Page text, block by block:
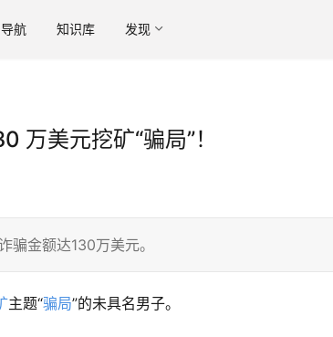
航 知识库 发现
万美元挖矿“骗局”！
骗金额达130万美元。
主题“骗局”的未具名男子。